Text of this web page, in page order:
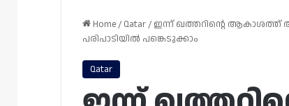
Home/ Qatar/ ഇന്ന് ഖത്തറിന്റെ ആകാശത്ത്
പരിപാടിയിൽ പങ്കെടുക്കാം
Qatar